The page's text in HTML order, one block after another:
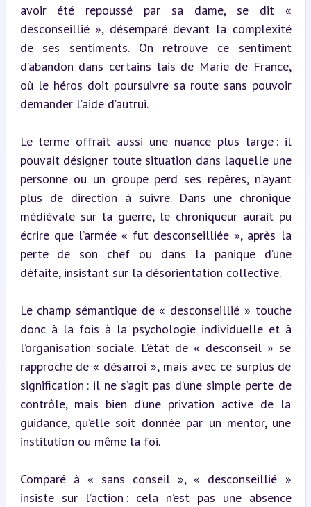
avoir été repoussé par sa dame, se dit «
desconseillié », désemparé devant la complexité
de ses sentiments. On retrouve ce sentiment
d’abandon dans certains lais de Marie de France,
où le héros doit poursuivre sa route sans pouvoir
demander l’aide d’autrui.
Le terme offrait aussi une nuance plus large : il
pouvait désigner toute situation dans laquelle une
personne ou un groupe perd ses repères, n’ayant
plus de direction à suivre. Dans une chronique
médiévale sur la guerre, le chroniqueur aurait pu
écrire que l’armée « fut desconseilliée », après la
perte de son chef ou dans la panique d’une
défaite, insistant sur la désorientation collective.
Le champ sémantique de « desconseillié » touche
donc à la fois à la psychologie individuelle et à
l’organisation sociale. L’état de « desconseil » se
rapproche de « désarroi », mais avec ce surplus de
signification : il ne s’agit pas d’une simple perte de
contrôle, mais bien d’une privation active de la
guidance, qu’elle soit donnée par un mentor, une
institution ou même la foi.
Comparé à « sans conseil », « desconseillié »
insiste sur l’action : cela n’est pas une absence